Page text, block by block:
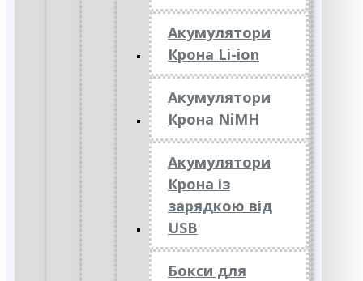
Акумулятори
Крона Li-ion
Акумулятори
Крона NiMH
Акумулятори
Крона із
зарядкою від
USB
Бокси для